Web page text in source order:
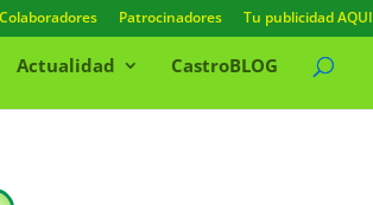
Colaboradores Patrocinadores Tu publicidad AQUI
Actualidad CastroBLOG